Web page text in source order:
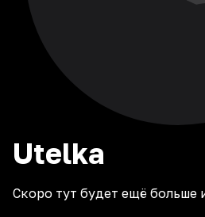
Utelka
Скоро тут будет ещё больше